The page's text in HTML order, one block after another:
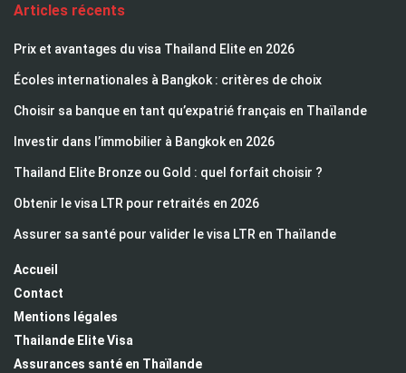
Articles récents
Prix et avantages du visa Thailand Elite en 2026
Écoles internationales à Bangkok : critères de choix
Choisir sa banque en tant qu’expatrié français en Thaïlande
Investir dans l’immobilier à Bangkok en 2026
Thailand Elite Bronze ou Gold : quel forfait choisir ?
Obtenir le visa LTR pour retraités en 2026
Assurer sa santé pour valider le visa LTR en Thaïlande
Accueil
Contact
Mentions légales
Thailande Elite Visa
Assurances santé en Thaïlande